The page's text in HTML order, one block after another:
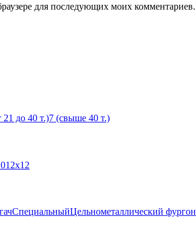
для последующих моих комментариев.
21 до 40 т.)7 (свыше 40 т.)
12х12
СпециальныйЦельнометаллический фургон